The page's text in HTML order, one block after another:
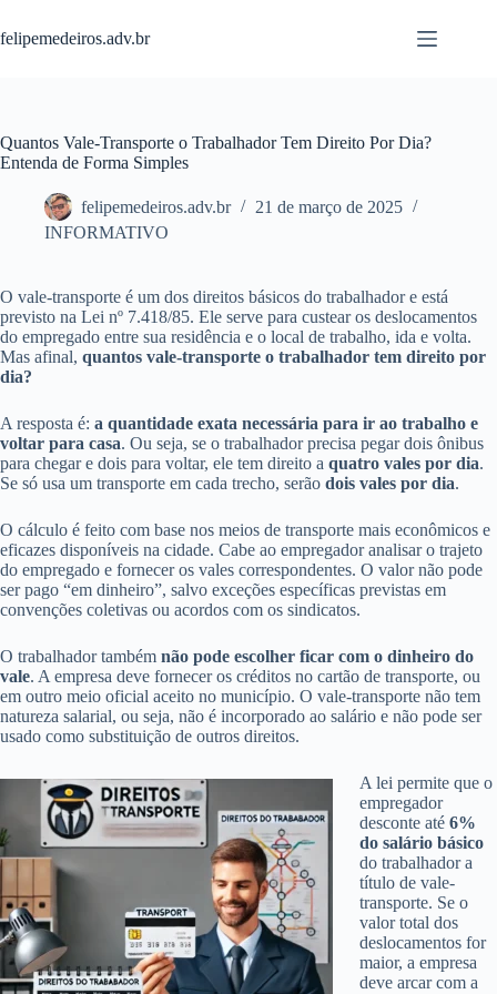
para
o
felipemedeiros.adv.br
Quantos Vale-Transporte o Trabalhador Tem Direito Por Dia?
Entenda de Forma Simples
felipemedeiros.adv.br
21 de março de 2025
INFORMATIVO
O vale-transporte é um dos direitos básicos do trabalhador e está
previsto na Lei nº 7.418/85. Ele serve para custear os deslocamentos
do empregado entre sua residência e o local de trabalho, ida e volta.
Mas afinal, quantos vale-transporte o trabalhador tem direito por
dia?
A resposta é: a quantidade exata necessária para ir ao trabalho e
voltar para casa. Ou seja, se o trabalhador precisa pegar dois ônibus
para chegar e dois para voltar, ele tem direito a quatro vales por dia.
Se só usa um transporte em cada trecho, serão dois vales por dia.
O cálculo é feito com base nos meios de transporte mais econômicos e
eficazes disponíveis na cidade. Cabe ao empregador analisar o trajeto
do empregado e fornecer os vales correspondentes. O valor não pode
ser pago “em dinheiro”, salvo exceções específicas previstas em
convenções coletivas ou acordos com os sindicatos.
O trabalhador também não pode escolher ficar com o dinheiro do
vale. A empresa deve fornecer os créditos no cartão de transporte, ou
em outro meio oficial aceito no município. O vale-transporte não tem
natureza salarial, ou seja, não é incorporado ao salário e não pode ser
usado como substituição de outros direitos.
A lei permite que o
empregador
desconte até 6%
do salário básico
do trabalhador a
título de vale-
transporte. Se o
valor total dos
deslocamentos for
maior, a empresa
deve arcar com a